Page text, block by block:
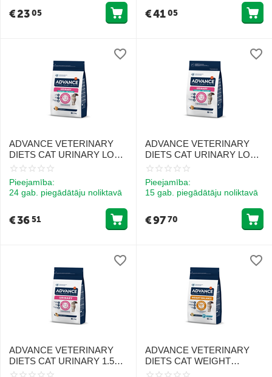
€2305 €4105
ADVANCE VETERINARY
DIETS CAT URINARY LOW
CALORIES 2.5KG - KAĶIEM
SVARA KONTROLEI
Pieejamība:
24 gab. piegādātāju noliktavā
€3651
ADVANCE VETERINARY
DIETS CAT URINARY LOW
CALORIES 7.5KG - KAĶIEM
SVARA KONTROLEI
Pieejamība:
15 gab. piegādātāju noliktavā
€9770
ADVANCE VETERINARY
DIETS CAT URINARY 1.5KG
- KAĶIEM URĪNCEĻU
ADVANCE VETERINARY
DIETS CAT WEIGHT
BALANCE 1.5KG - KAĶIEM